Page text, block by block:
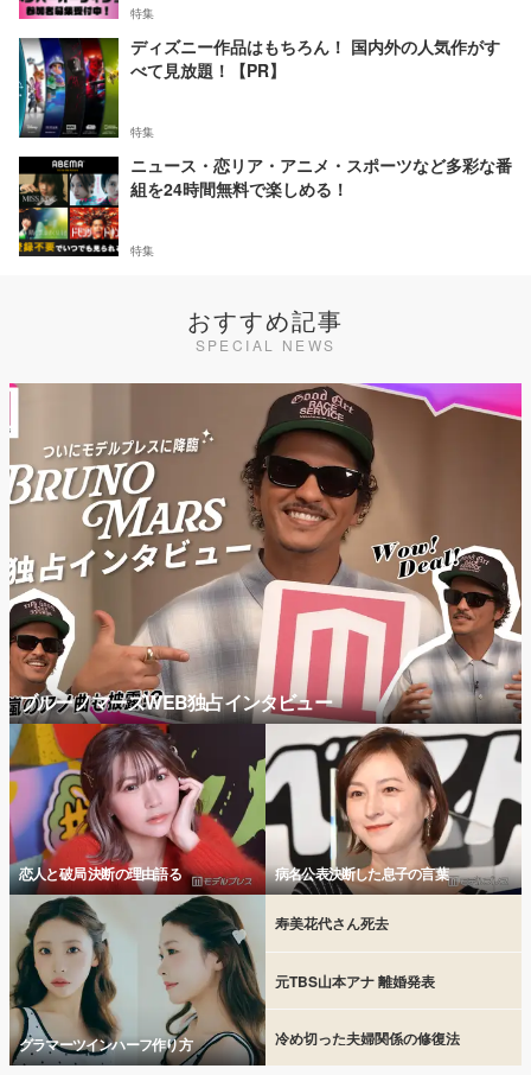
特集
ディズニー作品はもちろん！ 国内外の人気作がす
べて見放題！【PR】
特集
ニュース・恋リア・アニメ・スポーツなど多彩な番
組を24時間無料で楽しめる！
特集
おすすめ記事
SPECIAL NEWS
ブルーノマーズWEB独占インタビュー
恋人と破局 決断の理由語る 病名公表決断した息子の言葉
グラマーツインハーフ作り方
寿美花代さん死去
元TBS山本アナ 離婚発表
冷め切った夫婦関係の修復法